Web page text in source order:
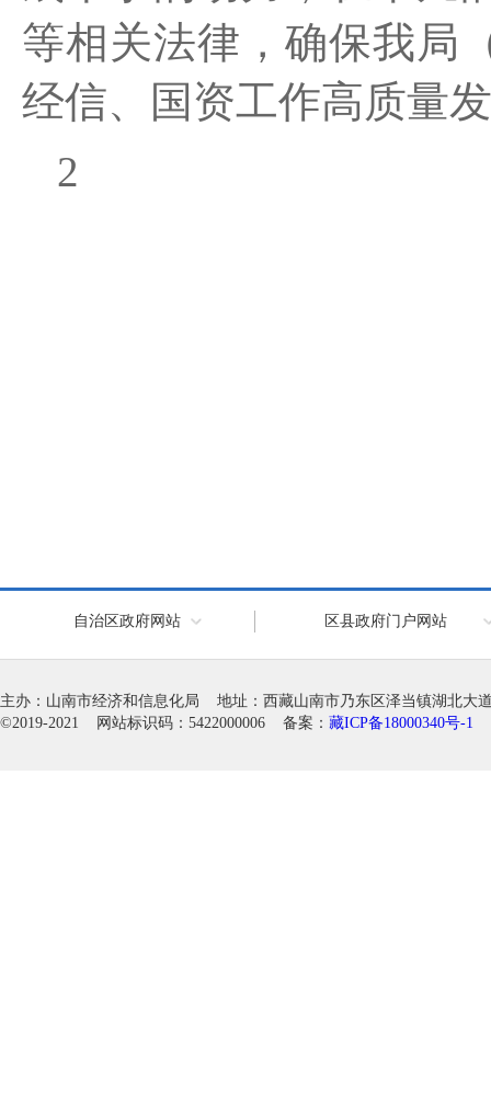
等相关法律，确保我局
经信、国资工作高质量
2
自治区政府网站 区县政府门户网站
主办：山南市经济和信息化局 地址：西藏山南市乃东区泽当镇湖北大
©2019-2021 网站标识码：5422000006 备案： 藏ICP备18000340号-1